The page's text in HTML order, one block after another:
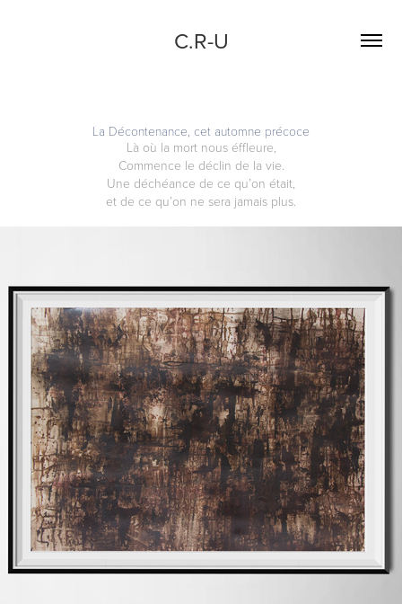
C.R-U
La Décontenance, cet automne précoce
Là où la mort nous éffleure,
Commence le déclin de la vie.
Une déchéance de ce qu’on était,
et de ce qu’on ne sera jamais plus.